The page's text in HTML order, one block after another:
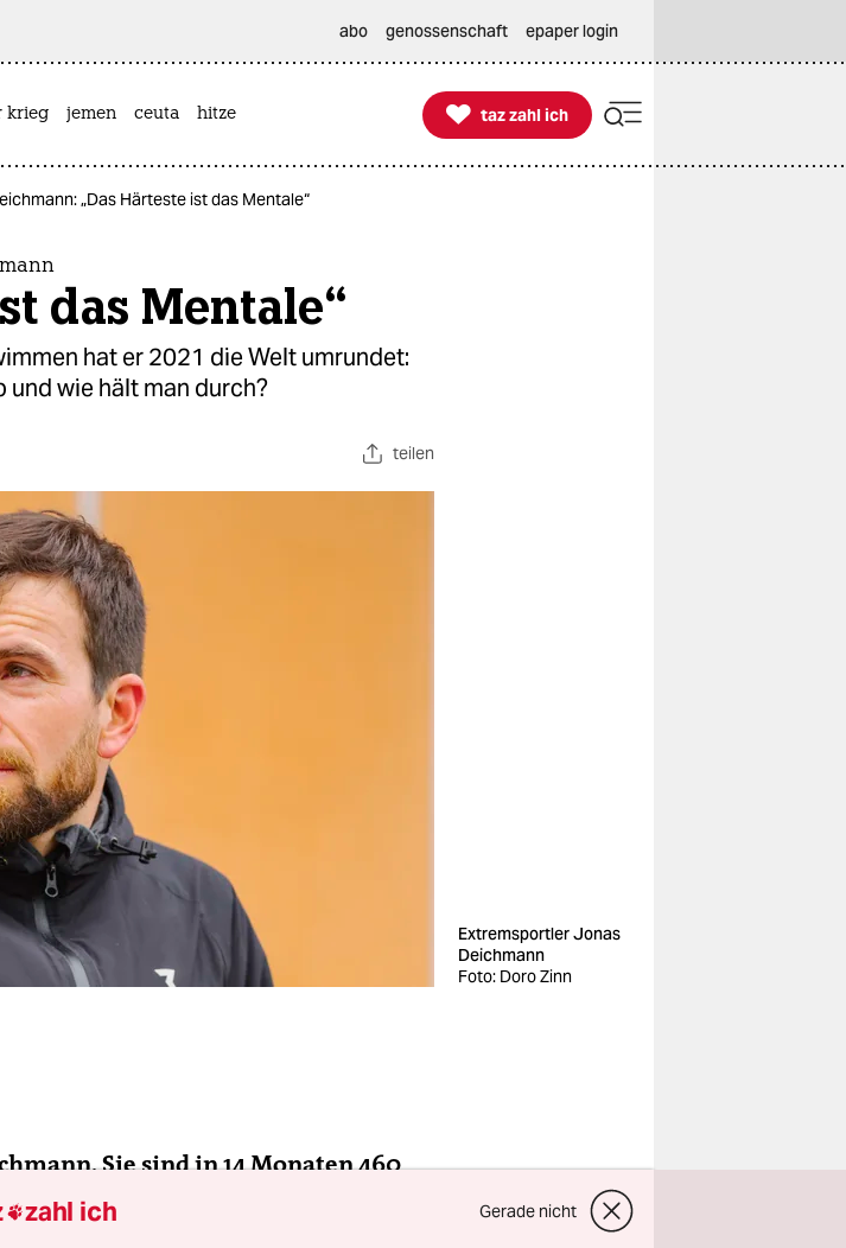
abo genossenschaft epaper login
krieg jemen ceuta hitze 
taz zahl ich
taz zahl ich
„Das Härteste ist das Mentale“
das Mentale“
hat er 2021 die Welt umrundet:
wie hält man durch?
teilen
Extremsportler Jonas
Deichmann
Foto: Doro Zinn
Sie sind in 14 Monaten 460
Kilometer Rad gefahren und über
komplett irre. Was hat Sie
zahl ich Gerade nicht